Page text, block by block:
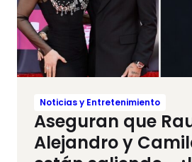
Noticias y Entretenimiento
Aseguran que
Alejandro y